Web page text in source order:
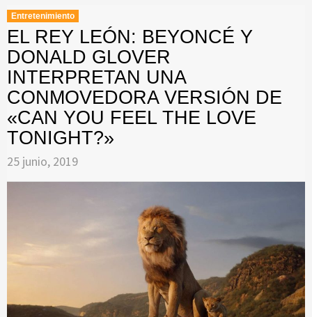
Entretenimiento
EL REY LEÓN: BEYONCÉ Y
DONALD GLOVER
INTERPRETAN UNA
CONMOVEDORA VERSIÓN DE
«CAN YOU FEEL THE LOVE
TONIGHT?»
25 junio, 2019